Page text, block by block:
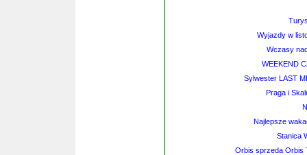
Wyjazdy w
Wczasy
WEEKEND
Sylwester LAST
Praga i
Najlepsze
Stanica
Orbis sprzeda Orbis